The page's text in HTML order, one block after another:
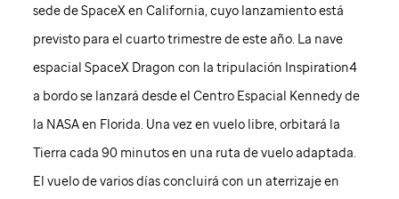
sede de SpaceX en California, cuyo lanzamiento está
previsto para el cuarto trimestre de este año. La nave
espacial SpaceX Dragon con la tripulación Inspiration4
a bordo se lanzará desde el Centro Espacial Kennedy de
la NASA en Florida. Una vez en vuelo libre, orbitará la
Tierra cada 90 minutos en una ruta de vuelo adaptada.
El vuelo de varios días concluirá con un aterrizaje en